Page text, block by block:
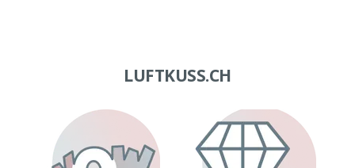
LUFTKUSS.CH